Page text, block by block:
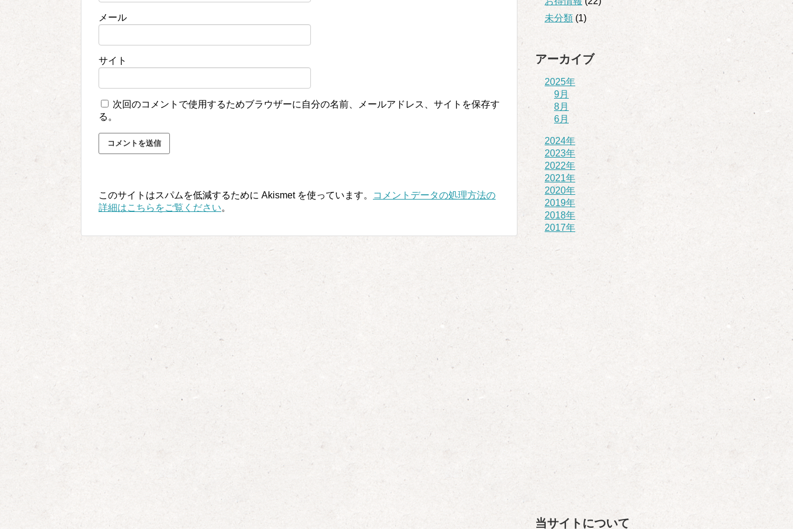
メール
サイト
次回のコメントで使用するためブラウザーに自分の名前、メールアドレス、サイトを保存す
る。
このサイトはスパムを低減するために Akismet を使っています。
コメントデータの処理方法の
詳細はこちらをご覧ください。
未分類 (1)
アーカイブ
2025年
9月
8月
6月
2024年
2023年
2022年
2021年
2020年
2019年
2018年
2017年
当サイトについて